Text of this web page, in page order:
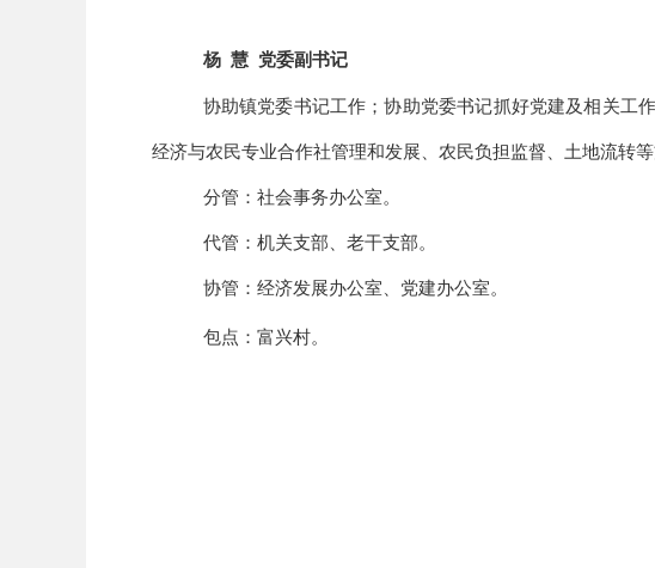
杨 慧 党委副书记
协助镇党委书记工作；协助党委书记抓好党建及相关工作
经济与农民专业合作社管理和发展、农民负担监督、土地流转等
分管： 社会事务办公室。
代管： 机关支部、老干支部。
协管： 经济发展办公室、 党建办公室。
包点： 富兴村。